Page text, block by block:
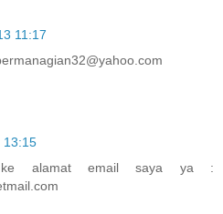
11:17
13:15
alamat email saya ya :